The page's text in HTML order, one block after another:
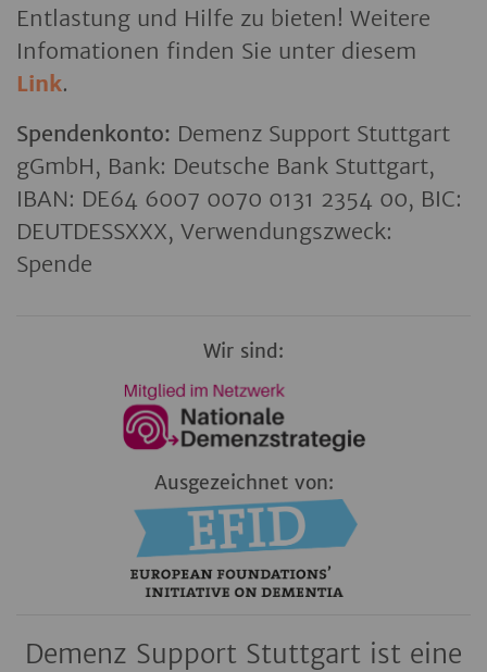
Entlastung und Hilfe zu bieten! Weitere
Infomationen finden Sie unter diesem
Link.
Spendenkonto: Demenz Support Stuttgart
gGmbH, Bank: Deutsche Bank Stuttgart,
IBAN: DE64 6007 0070 0131 2354 00, BIC:
DEUTDESSXXX, Verwendungszweck:
Spende
Wir sind:
Ausgezeichnet von:
Demenz Support Stuttgart ist eine